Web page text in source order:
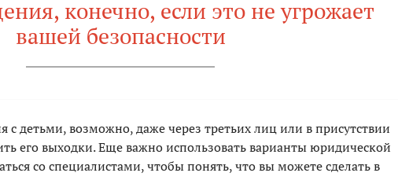
конечно, если это не угрожает
вашей безопасности
с детьми, возможно, даже через третьих лиц или в присутствии
его выходки. Еще важно использовать варианты юридической
со специалистами, чтобы понять, что вы можете сделать в